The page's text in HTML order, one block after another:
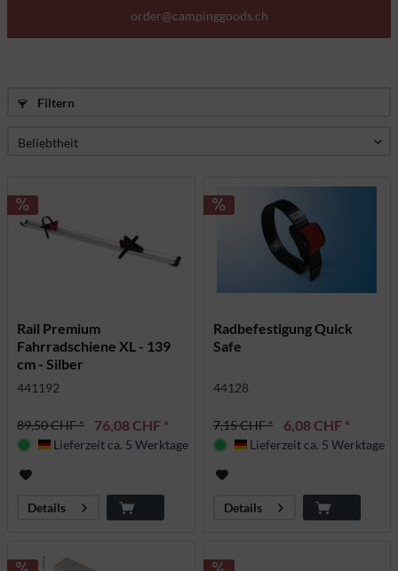
order@campinggoods.ch
Filtern
Rail Premium
Fahrradschiene XL - 139
cm - Silber
441192
89,50 CHF * 76,08 CHF *
Deutschland
Lieferzeit ca. 5 Werktage
Details
Radbefestigung Quick
Safe
44128
7,15 CHF * 6,08 CHF *
Deutschland
Lieferzeit ca. 5 Werktage
Details